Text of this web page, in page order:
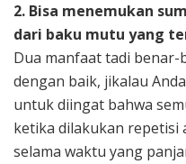
2. Bisa menemukan
dari baku mutu yang
Dua manfaat tadi benar-
dengan baik, jikalau
untuk diingat bahwa
ketika dilakukan
selama waktu yang